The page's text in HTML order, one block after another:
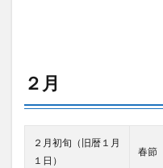
12
１２
月
２月
２月初旬（旧暦１月
１日）
春節